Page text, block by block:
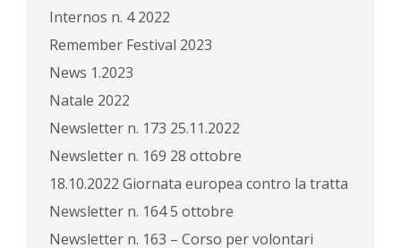
Internos n. 4 2022
Remember Festival 2023
News 1.2023
Natale 2022
Newsletter n. 173 25.11.2022
Newsletter n. 169 28 ottobre
18.10.2022 Giornata europea contro la tratta
Newsletter n. 164 5 ottobre
Newsletter n. 163 – Corso per volontari